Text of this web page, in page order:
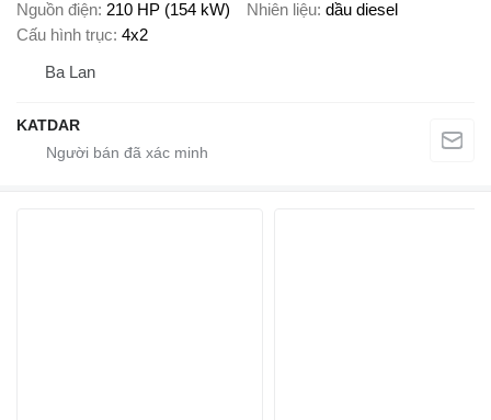
Nguồn điện 210 HP (154 kW) Nhiên liệu dầu diesel
Cấu hình trục 4x2
Ba Lan
KATDAR